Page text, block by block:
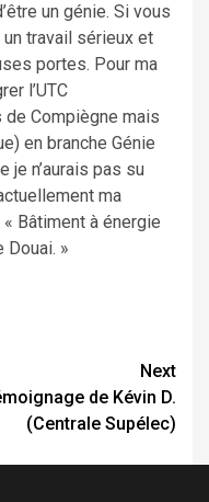
un génie. Si vous
travail sérieux et
portes. Pour ma
l’UTC
Compiègne mais
en branche Génie
je n’aurais pas su
ma
Bâtiment à énergie
Douai. »
Next
de Kévin D.
(Centrale Supélec)